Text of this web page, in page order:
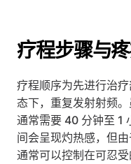
疗程步骤与
疗程顺序为先进行治
态下，重复发射射频
通常需要 40 分钟至 1
间会呈现灼热感，但
通常可以控制在可忍